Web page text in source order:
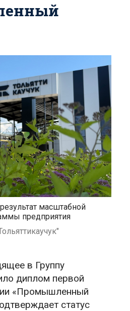
масштабной
предприятия
в Группу
диплом первой
«Промышленный
статус